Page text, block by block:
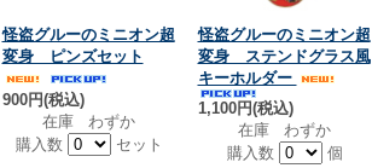
怪盗グルーのミニオン超
変身 ピンズセット
900円(税込)
在庫 わずか
購入数
セット
怪盗グルーのミニオン超
変身 ステンドグラス風
キーホルダー
1,100円(税込)
在庫 わずか
購入数
個